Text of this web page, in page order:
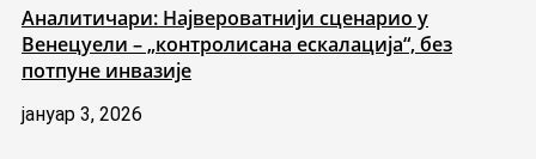
Аналитичари: Највероватнији сценарио у
Венецуели – „контролисана ескалација“, без
потпуне инвазије
јануар 3, 2026